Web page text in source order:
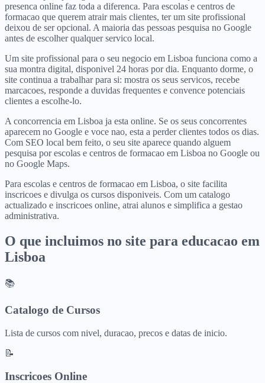
presenca online faz toda a diferenca. Para escolas e centros de
formacao que querem atrair mais clientes, ter um site profissional
deixou de ser opcional. A maioria das pessoas pesquisa no Google
antes de escolher qualquer servico local.
Um site profissional para o seu negocio em Lisboa funciona como a
sua montra digital, disponivel 24 horas por dia. Enquanto dorme, o
site continua a trabalhar para si: mostra os seus servicos, recebe
marcacoes, responde a duvidas frequentes e convence potenciais
clientes a escolhe-lo.
A concorrencia em Lisboa ja esta online. Se os seus concorrentes
aparecem no Google e voce nao, esta a perder clientes todos os dias.
Com SEO local bem feito, o seu site aparece quando alguem
pesquisa por escolas e centros de formacao em Lisboa no Google ou
no Google Maps.
Para escolas e centros de formacao em Lisboa, o site facilita
inscricoes e divulga os cursos disponiveis. Com um catalogo
actualizado e inscricoes online, atrai alunos e simplifica a gestao
administrativa.
O que incluimos no site para educacao em
Lisboa
📚
Catalogo de Cursos
Lista de cursos com nivel, duracao, precos e datas de inicio.
📝
Inscricoes Online